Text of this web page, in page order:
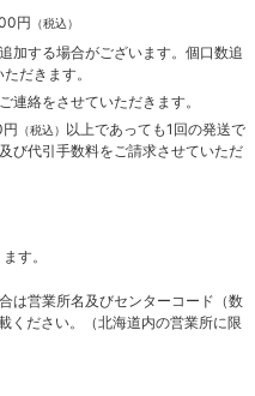
円 （税込）
加する場合がございます。個口数追
ただきます。
絡をさせていただきます。
（税込） 以上であっても1回の発送で
び代引手数料をご請求させていただ
す。
は営業所名及びセンターコード（数
ください。（北海道内の営業所に限